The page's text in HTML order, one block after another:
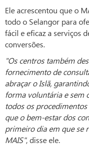
Ele acrescentou que o
todo o Selangor para
fácil e eficaz a serviços
conversões.
"Os centros também
fornecimento de
abraçar o Islã,
forma voluntária e sem
todos os
que o bem-estar dos
primeiro dia em que se
MAIS", disse ele.